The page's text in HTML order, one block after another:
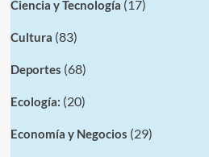
Ciencia y Tecnología (17)
Cultura (83)
Deportes (68)
Ecología: (20)
Economía y Negocios (29)